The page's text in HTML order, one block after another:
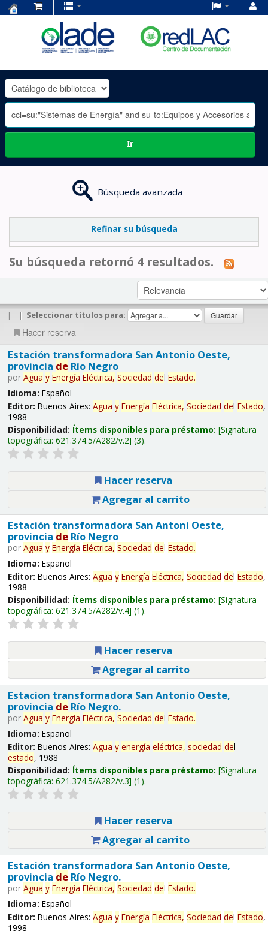
OLADE
-
Ir
Búsqueda avanzada
Refinar su búsqueda
Su búsqueda retornó 4 resultados.
| | Seleccionar títulos para:
Hacer reserva
Estación transformadora San Antonio Oeste,
provincia deRío Negro
por Agua y Energía Eléctrica, Sociedad del Estado.
Idioma: Español
Editor: Buenos Aires: Agua y Energía Eléctrica, Sociedad del Estado,
1988
Disponibilidad: Ítems disponibles para préstamo: Signatura
topográfica: 621.374.5/A282/v.2 (3).
Hacer reserva
Agregar al carrito
Estación transformadora San Antoni Oeste,
provincia deRío Negro
por Agua y Energía Eléctrica, Sociedad del Estado.
Idioma: Español
Editor: Buenos Aires: Agua y Energía Eléctrica, Sociedad del Estado,
1988
Disponibilidad: Ítems disponibles para préstamo: Signatura
topográfica: 621.374.5/A282/v.4 (1).
Hacer reserva
Agregar al carrito
Estacion transformadora San Antonio Oeste,
provincia deRío Negro.
por Agua y Energía Eléctrica, Sociedad del Estado.
Idioma: Español
Editor: Buenos Aires: Agua y energía eléctrica, sociedad del
estado, 1988
Disponibilidad: Ítems disponibles para préstamo: Signatura
topográfica: 621.374.5/A282/v.3 (1).
Hacer reserva
Agregar al carrito
Estación transformadora San Antonio Oeste,
provincia deRío Negro.
por Agua y Energía Eléctrica, Sociedad del Estado.
Idioma: Español
Editor: Buenos Aires: Agua y Energía Eléctrica, Sociedad del Estado,
1998